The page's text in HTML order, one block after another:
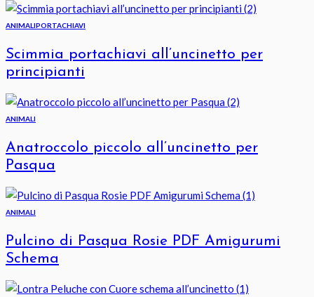
ANIMALIPORTACHIAVI
Scimmia portachiavi all’uncinetto per
principianti
ANIMALI
Anatroccolo piccolo all’uncinetto per
Pasqua
ANIMALI
Pulcino di Pasqua Rosie PDF Amigurumi
Schema